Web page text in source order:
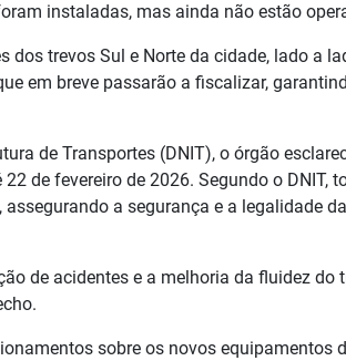
instaladas, mas ainda não estão
trevos Sul e Norte da cidade, lado a
em breve passarão a fiscalizar,
de Transportes (DNIT), o órgão
de fevereiro de 2026. Segundo o DNIT,
a segurança e a legalidade
de acidentes e a melhoria da fluidez do
sobre os novos equipamentos